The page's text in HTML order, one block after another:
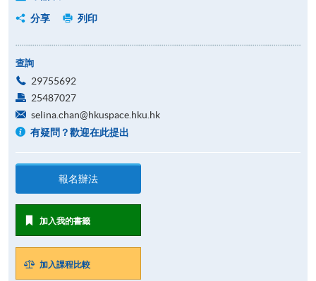
分享
列印
查詢
29755692
25487027
selina.chan@hkuspace.hku.hk
有疑問？歡迎在此提出
報名辦法
加入我的書籤
加入課程比較